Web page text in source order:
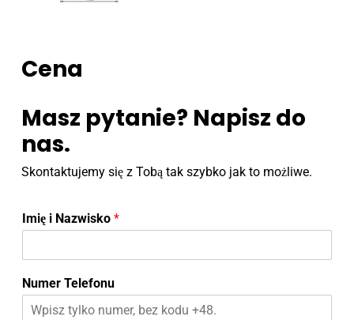
Cena
Masz pytanie? Napisz do
nas.
Skontaktujemy się z Tobą tak szybko jak to możliwe.
Imię i Nazwisko *
Numer Telefonu